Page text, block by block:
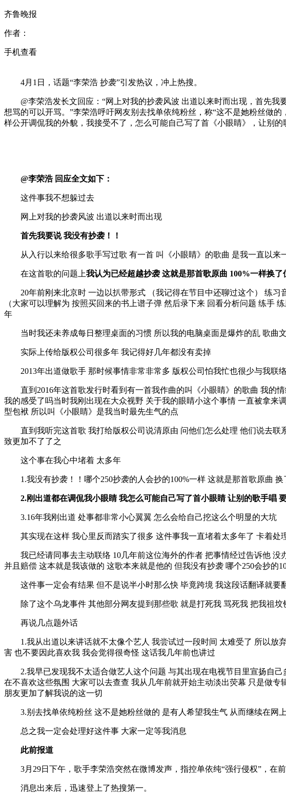
齐鲁晚报
作者：
手机查看
4月1日，话题“李荣浩 抄袭”引发热议，冲上热搜。
@李荣浩发长文回应：“网上对我的抄袭风波 出道以来时而出现，首先我
想骂的可以开骂。”李荣浩呼吁网友别去找单依纯粉丝，称“这不是她粉丝做
样公开调侃我的外貌，我接受不了，怎么可能自己写了首《小眼睛》，让别的
@李荣浩 回应全文如下：
这件事我不想躲过去
网上对我的抄袭风波 出道以来时而出现
首先我要说 我没有抄袭！！
从入行以来给很多歌手写过歌 有一首 叫《小眼睛》的歌曲 是我一直以来
在这首歌的问题上我认为已经超越抄袭 这就是那首歌原曲 100%一样换了
20年前刚来北京时 一边以扒带形式 （我记得在节目中还聊过这个） 练习
（大家可以理解为 按照买回来的书上谱子弹 然后录下来 回看分析问题 练手
年
当时我还未养成每日整理桌面的习惯 所以我的电脑桌面是爆炸的乱 歌曲文
实际上传给版权公司很多年 我记得好几年都没有卖掉
2013年出道做歌手 那时候事情非常非常多 版权公司怕我忙也很少与我联
直到2016年这首歌发行时看到有一首我作曲的叫《小眼睛》的歌曲 我的
我的感受了吗当时我刚出现在大众视野 关于我的眼睛小这个事情 一直被拿
型包袱 所以叫《小眼睛》是我当时最先生气的点
直到我听完这首歌 我打给版权公司说清原由 问他们怎么处理 他们说去联
致更加不了了之
这个事在我心中堵着 太多年
1.我没有抄袭！！哪个250抄袭的人会抄的100%一样 这就是那首歌原曲 换
2.刚出道都在调侃我小眼睛 我怎么可能自己写了首小眼睛 让别的歌手唱
3.16年我刚出道 处事都非常小心翼翼 怎么会给自己挖这么个明显的大坑
其实现在这样 我心里反而踏实了很多 这件事我一直堵着太多年了 卡着处
我已经请同事去主动联络 10几年前这位海外的作者 把事情经过告诉他 没
并且赔偿 这本就是我该做的 这歌本来就是他的 但我没有抄袭 哪个250会抄的
这件事一定会有结果 但不是说半小时那么快 毕竟跨境 我这段话翻译就要
除了这个乌龙事件 其他部分网友提到那些歌 就是打死我 骂死我 把我祖坟
再说几点题外话
1.我从出道以来讲话就不太像个艺人 我尝试过一段时间 太难受了 所以放
害 也不要因此喜欢我 我会觉得很奇怪 这话我几年前也讲过
2.我早已发现我不太适合做艺人这个问题 与其出现在电视节目里宣扬自己
在不喜欢这些氛围 大家可以去查查 我从几年前就开始主动淡出荧幕 只是做
朋友更加了解我说的这一切
3.别去找单依纯粉丝 这不是她粉丝做的 是有人希望我生气 从而继续在网
总之我一定会处理好这件事 大家一定等我消息
此前报道
3月29日下午，歌手李荣浩突然在微博发声，指控单依纯“强行侵权”，在前
消息出来后，迅速登上了热搜第一。